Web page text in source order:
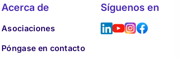
Acerca de
Asociaciones
Póngase en contacto
Síguenos en